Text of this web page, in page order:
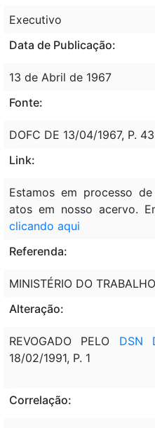
Executivo
Data de Publicação:
13 de Abril de 1967
Fonte:
DOFC DE 13/04/1967, P.
Link:
Estamos em processo
atos em nosso acervo.
clicando aqui
Referenda:
MINISTÉRIO DO
Alteração:
REVOGADO PELO DSN
18/02/1991, P. 1
Correlação: